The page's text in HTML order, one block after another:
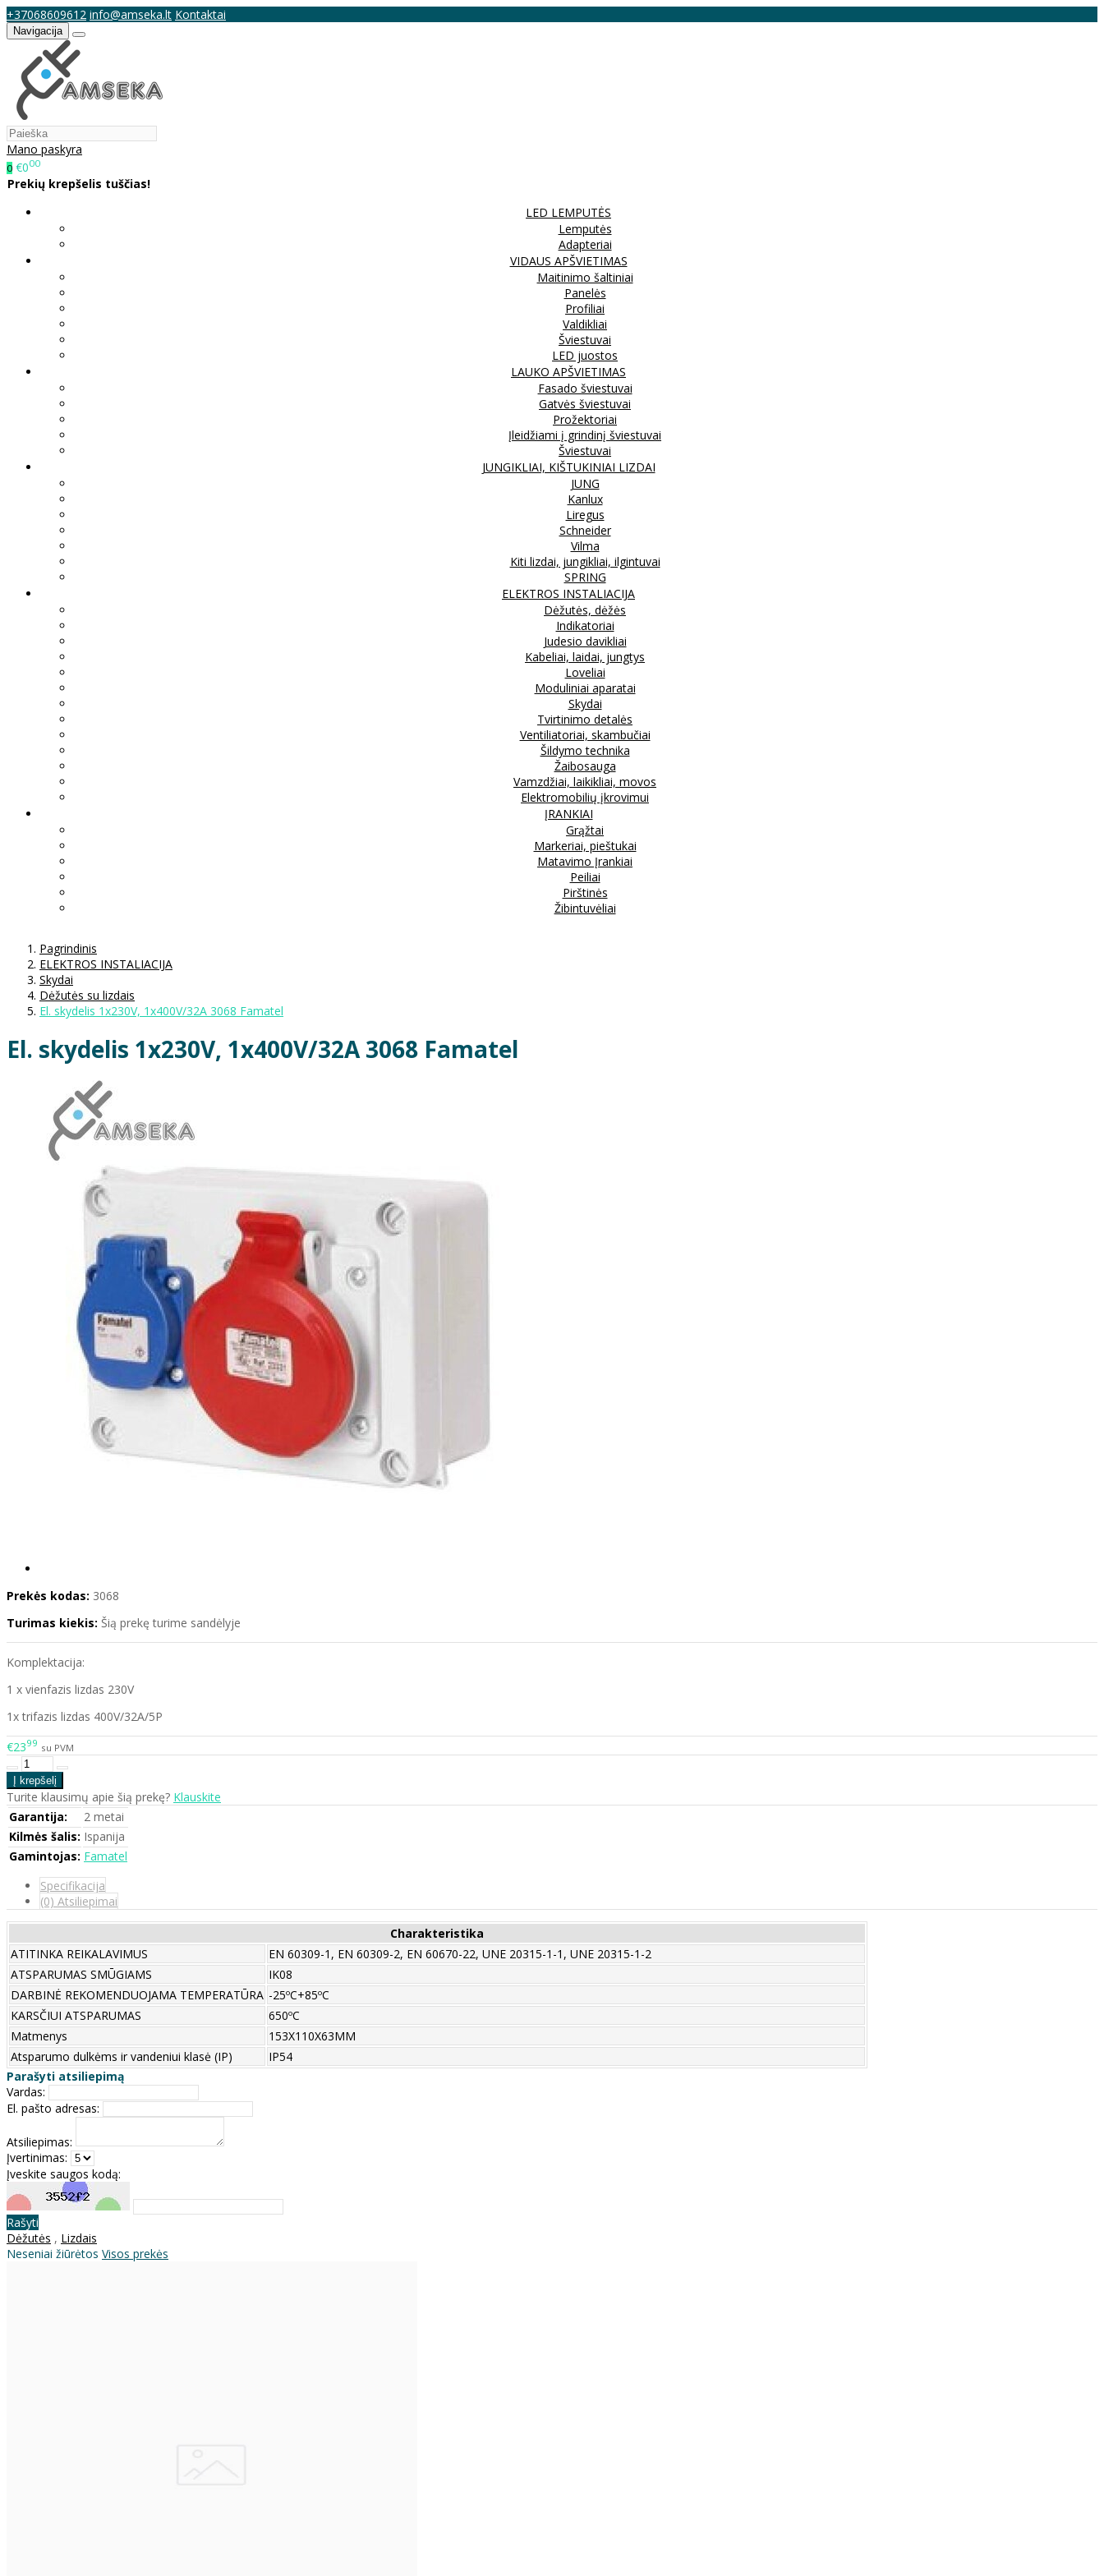
+37068609612 info@amseka.lt Kontaktai
Navigacija
Mano paskyra
0 €000
Prekių krepšelis tuščias!
LED LEMPUTĖS
Lemputės
Adapteriai
VIDAUS APŠVIETIMAS
Maitinimo šaltiniai
Panelės
Profiliai
Valdikliai
Šviestuvai
LED juostos
LAUKO APŠVIETIMAS
Fasado šviestuvai
Gatvės šviestuvai
Prožektoriai
Įleidžiami į grindinį šviestuvai
Šviestuvai
JUNGIKLIAI, KIŠTUKINIAI LIZDAI
JUNG
Kanlux
Liregus
Schneider
Vilma
Kiti lizdai, jungikliai, ilgintuvai
SPRING
ELEKTROS INSTALIACIJA
Dėžutės, dėžės
Indikatoriai
Judesio davikliai
Kabeliai, laidai, jungtys
Loveliai
Moduliniai aparatai
Skydai
Tvirtinimo detalės
Ventiliatoriai, skambučiai
Šildymo technika
Žaibosauga
Vamzdžiai, laikikliai, movos
Elektromobilių įkrovimui
ĮRANKIAI
Grąžtai
Markeriai, pieštukai
Matavimo Įrankiai
Peiliai
Pirštinės
Žibintuvėliai
Pagrindinis
ELEKTROS INSTALIACIJA
Skydai
Dėžutės su lizdais
El. skydelis 1x230V, 1x400V/32A 3068 Famatel
El. skydelis 1x230V, 1x400V/32A 3068 Famatel
Prekės kodas: 3068
Turimas kiekis: Šią prekę turime sandėlyje
Komplektacija:
1 x vienfazis lizdas 230V
1x trifazis lizdas 400V/32A/5P
€2399 su PVM
Turite klausimų apie šią prekę? Klauskite
Garantija:
2 metai
Kilmės šalis: Ispanija
Gamintojas: Famatel
Specifikacija
(0) Atsiliepimai
Charakteristika
ATITINKA REIKALAVIMUS
EN 60309-1, EN 60309-2, EN 60670-22, UNE 20315-1-1, UNE 20315-1-2
ATSPARUMAS SMŪGIAMS
IK08
DARBINĖ REKOMENDUOJAMA TEMPERATŪRA -25ºC+85ºC
KARSČIUI ATSPARUMAS
650ºC
Matmenys
153X110X63MM
Atsparumo dulkėms ir vandeniui klasė (IP)
IP54
Parašyti atsiliepimą
Vardas:
El. pašto adresas:
Atsiliepimas:
Įvertinimas:
Įveskite saugos kodą:
Rašyti
Dėžutės , Lizdais
Neseniai žiūrėtos Visos prekės